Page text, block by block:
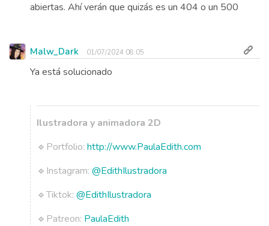
abiertas. Ahí verán que quizás es un 404 o un 500
Malw_Dark 01/07/2024 08:05
Ya está solucionado
Ilustradora y animadora 2D
🔹Portfolio: http://www.PaulaEdith.com
🔹Instagram: @EdithIlustradora
🔹Tiktok: @EdithIlustradora
🔹Patreon: PaulaEdith